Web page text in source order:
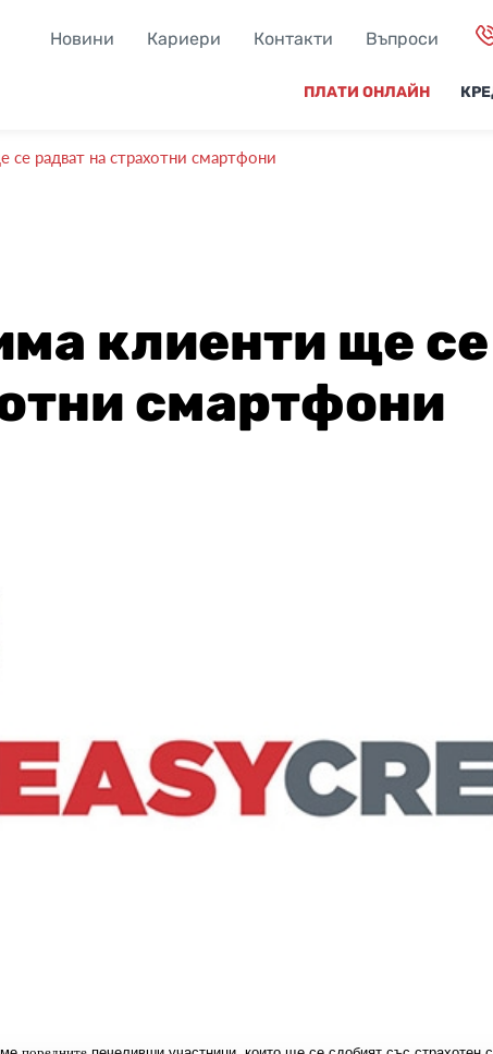
Новини Кариери Контакти Въпроси
ПЛАТИ ОНЛАЙН
радват на страхотни смартфони
клиенти ще
смартфони